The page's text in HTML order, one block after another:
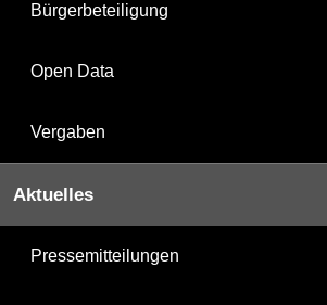
Bürgerbeteiligung
Open Data
Vergaben
Aktuelles
Pressemitteilungen